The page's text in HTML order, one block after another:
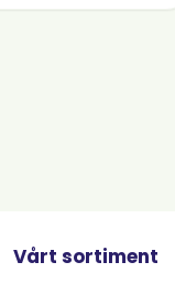
Vårt sortiment